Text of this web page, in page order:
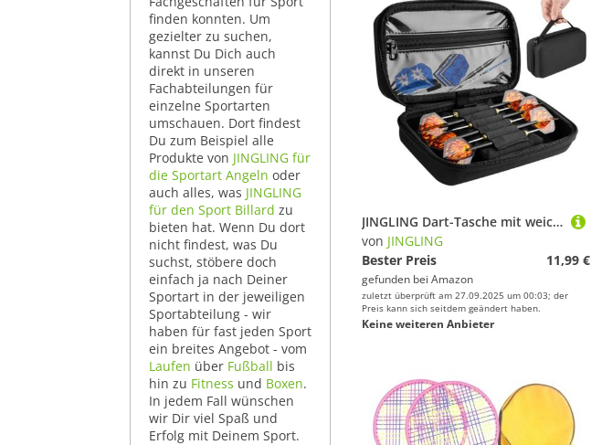
finden konnten. Um
gezielter zu suchen,
kannst Du Dich auch
direkt in unseren
Fachabteilungen für
einzelne Sportarten
umschauen. Dort findest
Du zum Beispiel alle
Produkte von JINGLING für
die Sportart Angeln oder
auch alles, was JINGLING
für den Sport Billard zu
bieten hat. Wenn Du dort
nicht findest, was Du
suchst, stöbere doch
einfach ja nach Deiner
Sportart in der jeweiligen
Sportabteilung - wir
haben für fast jeden Sport
ein breites Angebot - vom
Laufen über Fußball bis
hin zu Fitness und Boxen.
In jedem Fall wünschen
wir Dir viel Spaß und
Erfolg mit Deinem Sport.
JINGLING Dart-Tasche mit weicher Spitze, Dart-Tragetaschen | Tragbare Darts-Aufbewahrungstasche, Darts-Schutzhülle,Mehrzweck-Aufbewahrungs-Organizer-Tragetasche für Dart-Zubehör
von JINGLING
Bester Preis
11,99 €
gefunden bei Amazon
zuletzt überprüft am 27.09.2025 um 00:03; der
Preis kann sich seitdem geändert haben.
Keine weiteren Anbieter